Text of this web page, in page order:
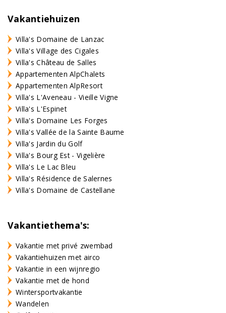
Vakantiehuizen
Villa's Domaine de Lanzac
Villa's Village des Cigales
Villa's Château de Salles
Appartementen AlpChalets
Appartementen AlpResort
Villa's L'Aveneau - Vieille Vigne
Villa's L'Espinet
Villa's Domaine Les Forges
Villa's Vallée de la Sainte Baume
Villa's Jardin du Golf
Villa's Bourg Est - Vigelière
Villa's Le Lac Bleu
Villa's Résidence de Salernes
Villa's Domaine de Castellane
Vakantiethema's:
Vakantie met privé zwembad
Vakantiehuizen met airco
Vakantie in een wijnregio
Vakantie met de hond
Wintersportvakantie
Wandelen